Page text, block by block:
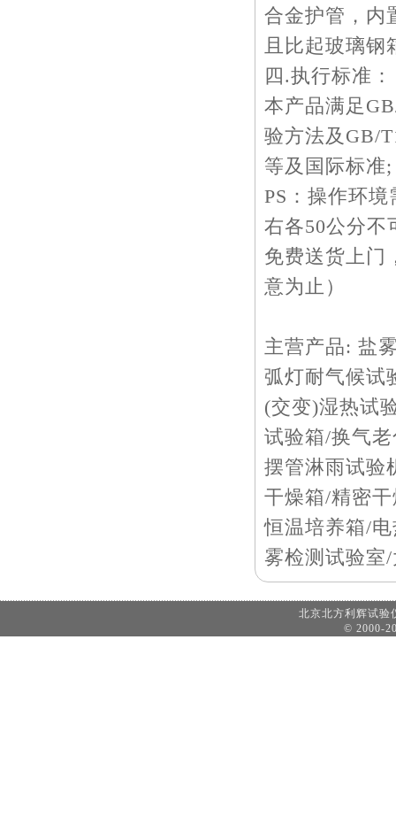
合金护管，内
且比起玻璃
四.执行标准：
本产品满足
验方法及GB/
等及国际标准;
PS：操作环
右各50公分不
免费送货上门
意为止）
主营产品: 盐
弧灯耐气候试
(交变)湿热试
试验箱/换气
摆管淋雨试验
干燥箱/精密
恒温培养箱/
雾检测试验室
北京北方利辉试
© 2000-